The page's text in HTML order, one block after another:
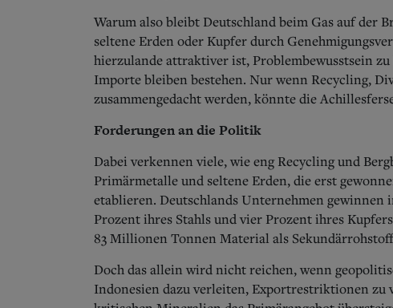
Warum also bleibt Deutschland beim Gas auf der
seltene Erden oder Kupfer durch
hierzulande attraktiver ist, Problembewusstsein
Importe bleiben bestehen. Nur wenn Recycling,
zusammengedacht werden, könnte die
Forderungen an die Politik
Dabei verkennen viele, wie eng Recycling und
Primärmetalle und seltene Erden, die erst
etablieren. Deutschlands Unternehmen
Prozent ihres Stahls und vier Prozent ihres
83 Millionen Tonnen Material als
Doch das allein wird nicht reichen, wenn
Indonesien dazu verleiten, Exportrestriktionen zu